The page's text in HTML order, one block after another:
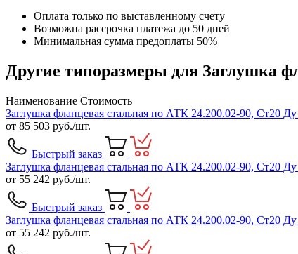
Оплата только по выставленному счету
Возможна рассрочка платежа до 50 дней
Минимальная сумма предоплаты 50%
Другие типоразмеры для Заглушка
Наименование Стоимость
Заглушка фланцевая стальная по АТК 24.200.02-90, Ст20
от 85 503 руб./шт.
Быстрый заказ
Заглушка фланцевая стальная по АТК 24.200.02-90, Ст20
от 55 242 руб./шт.
Быстрый заказ
Заглушка фланцевая стальная по АТК 24.200.02-90, Ст20
от 55 242 руб./шт.